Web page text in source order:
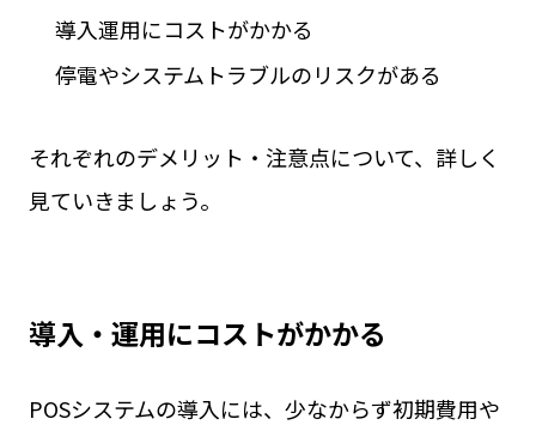
導入運用にコストがかかる
停電やシステムトラブルのリスクがある
それぞれのデメリット・注意点について、詳しく
見ていきましょう。
導入・運用にコストがかかる
POSシステムの導入には、少なからず初期費用や